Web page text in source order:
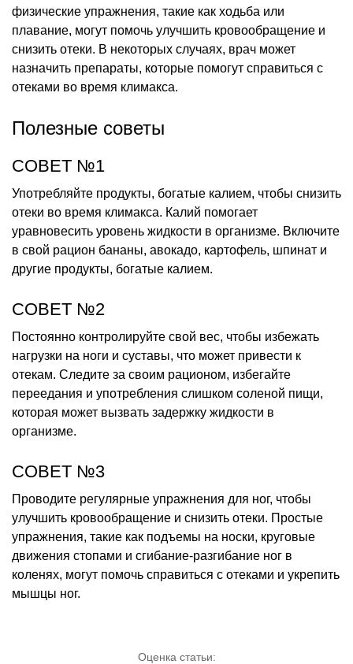
физические упражнения, такие как ходьба или
плавание, могут помочь улучшить кровообращение и
снизить отеки. В некоторых случаях, врач может
назначить препараты, которые помогут справиться с
отеками во время климакса.
Полезные советы
СОВЕТ №1
Употребляйте продукты, богатые калием, чтобы снизить
отеки во время климакса. Калий помогает
уравновесить уровень жидкости в организме. Включите
в свой рацион бананы, авокадо, картофель, шпинат и
другие продукты, богатые калием.
СОВЕТ №2
Постоянно контролируйте свой вес, чтобы избежать
нагрузки на ноги и суставы, что может привести к
отекам. Следите за своим рационом, избегайте
переедания и употребления слишком соленой пищи,
которая может вызвать задержку жидкости в
организме.
СОВЕТ №3
Проводите регулярные упражнения для ног, чтобы
улучшить кровообращение и снизить отеки. Простые
упражнения, такие как подъемы на носки, круговые
движения стопами и сгибание-разгибание ног в
коленях, могут помочь справиться с отеками и укрепить
мышцы ног.
Оценка статьи: